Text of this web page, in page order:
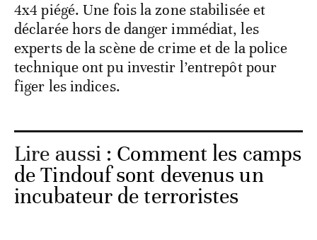
4x4 piégé. Une fois la zone stabilisée et
déclarée hors de danger immédiat, les
experts de la scène de crime et de la police
technique ont pu investir l’entrepôt pour
figer les indices.
Lire aussi : Comment les camps
de Tindouf sont devenus un
incubateur de terroristes